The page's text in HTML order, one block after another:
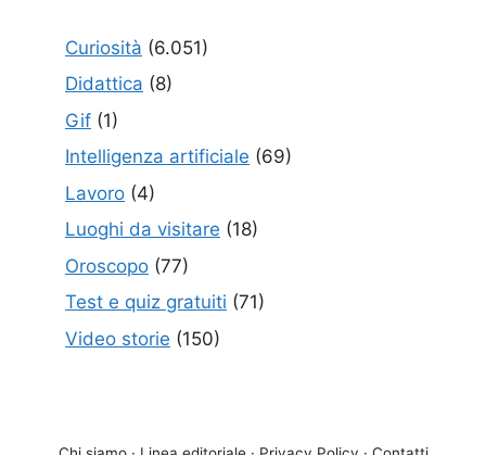
Curiosità (6.051)
Didattica (8)
Gif (1)
Intelligenza artificiale (69)
Lavoro (4)
Luoghi da visitare (18)
Oroscopo (77)
Test e quiz gratuiti (71)
Video storie (150)